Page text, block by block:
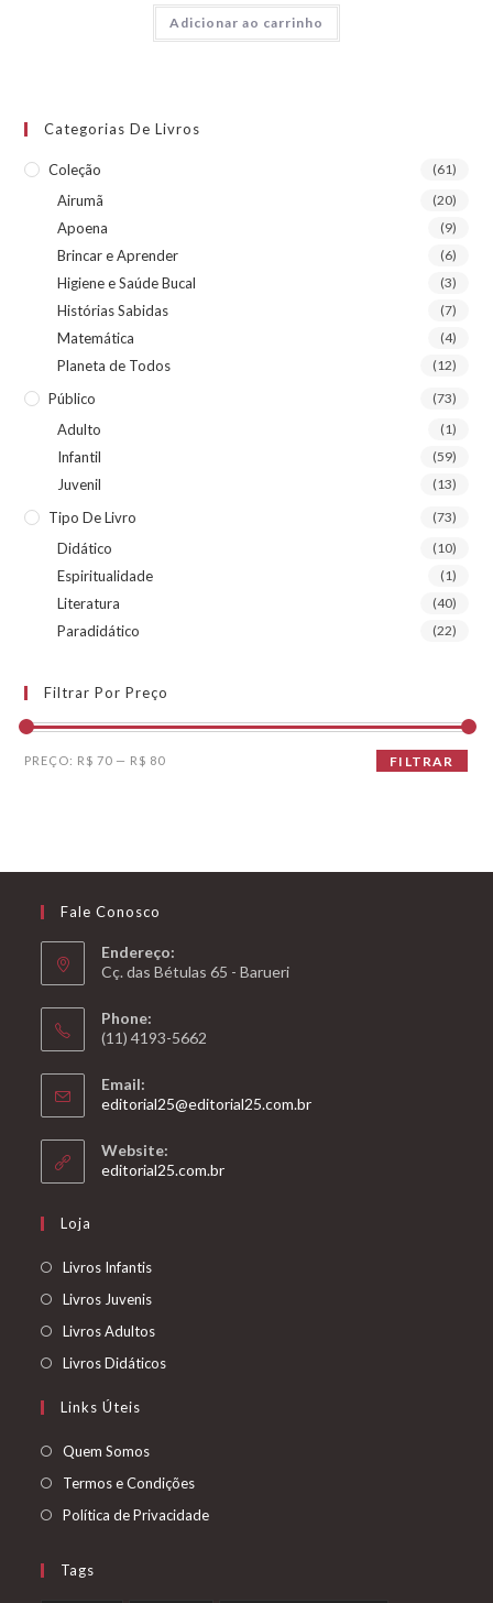
Adicionar ao carrinho
Categorias De Livros
Coleção (61)
Airumã (20)
Apoena (9)
Brincar e Aprender (6)
Higiene e Saúde Bucal (3)
Histórias Sabidas (7)
Matemática (4)
Planeta de Todos (12)
Público (73)
Adulto (1)
Infantil (59)
Juvenil (13)
Tipo De Livro (73)
Didático (10)
Espiritualidade (1)
Literatura (40)
Paradidático (22)
Filtrar Por Preço
Preço
Preço
FILTRAR
PREÇO: R$ 70 — R$ 80
Fale Conosco
Endereço:
Cç. das Bétulas 65 - Barueri
Phone:
(11) 4193-5662
Email:
editorial25@editorial25.com.brAbre
Website:
editorial25.com.brAbre
Loja
Livros InfantisAbre
Livros JuvenisAbre
em
Livros AdultosAbre
em
Livros DidáticosAbre
Links Úteis
Quem SomosAbre
em
Termos e CondiçõesAbre
em
Política de PrivacidadeAbre
Tags